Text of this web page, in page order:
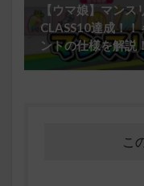
【ウマ娘】マンス
CLASS10達成！
ントの仕様を解説
こ